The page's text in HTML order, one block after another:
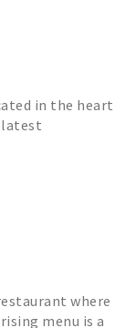
in the heart
latest
where
menu is a